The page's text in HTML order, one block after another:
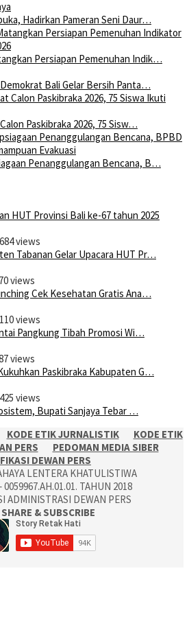
Hadirkan Pameran Seni Daur…
Persiapan Pemenuhan Indik…
Bali Gelar Bersih Panta…
Paskibraka 2026, 75 Sisw…
Penanggulangan Bencana, B…
views
Tabanan Gelar Upacara HUT Pr…
views
Cek Kesehatan Gratis Ana…
views
Pangkung Tibah Promosi Wi…
views
Paskibraka Kabupaten G…
views
Bupati Sanjaya Tebar …
KODE ETIK JURNALISTIK
KODE ETIK
PERS
PEDOMAN MEDIA SIBER
DEWAN PERS
LENTERA KHATULISTIWA
0059967.AH.01.01. TAHUN 2018
ADMINISTRASI DEWAN PERS
& SUBSCRIBE